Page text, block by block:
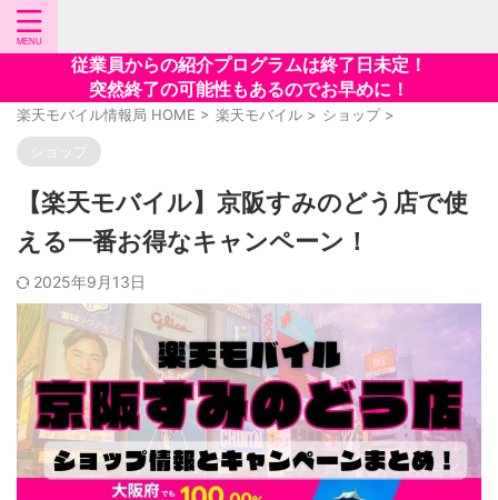
従業員からの紹介プログラムは終了日未定！
突然終了の可能性もあるのでお早めに！
楽天モバイル情報局 HOME > 楽天モバイル > ショップ >
ショップ
【楽天モバイル】京阪すみのどう店で使
える一番お得なキャンペーン！
2025年9月13日